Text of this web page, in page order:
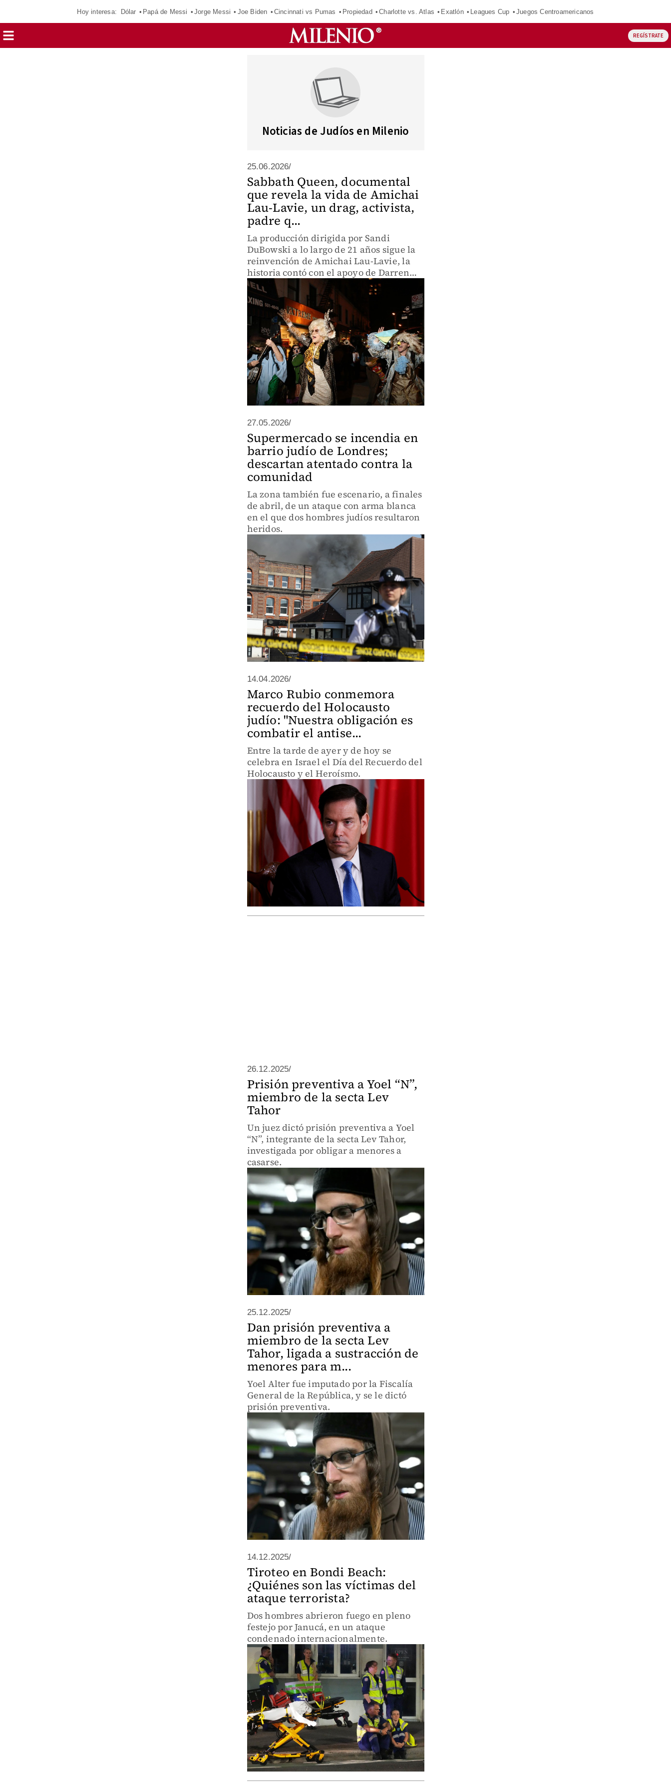
Hoy interesa: Dólar Papá de Messi Jorge Messi Joe Biden Cincinnati vs Pumas Propiedad Charlotte vs. Atlas Exatlón Leagues Cup Juegos Centroamericanos
REGÍSTRATE
Noticias de Judíos en Milenio
25.06.2026/
Sabbath Queen, documental
que revela la vida de Amichai
Lau-Lavie, un drag, activista,
padre q...
La producción dirigida por Sandi
DuBowski a lo largo de 21 años sigue la
reinvención de Amichai Lau-Lavie, la
historia contó con el apoyo de Darren
Aronofsky
27.05.2026/
Supermercado se incendia en
barrio judío de Londres;
descartan atentado contra la
comunidad
La zona también fue escenario, a finales
de abril, de un ataque con arma blanca
en el que dos hombres judíos resultaron
heridos.
14.04.2026/
Marco Rubio conmemora
recuerdo del Holocausto
judío: "Nuestra obligación es
combatir el antise...
Entre la tarde de ayer y de hoy se
celebra en Israel el Día del Recuerdo del
Holocausto y el Heroísmo.
26.12.2025/
Prisión preventiva a Yoel “N”,
miembro de la secta Lev
Tahor
Un juez dictó prisión preventiva a Yoel
“N”, integrante de la secta Lev Tahor,
investigada por obligar a menores a
casarse.
25.12.2025/
Dan prisión preventiva a
miembro de la secta Lev
Tahor, ligada a sustracción de
menores para m...
Yoel Alter fue imputado por la Fiscalía
General de la República, y se le dictó
prisión preventiva.
14.12.2025/
Tiroteo en Bondi Beach:
¿Quiénes son las víctimas del
ataque terrorista?
Dos hombres abrieron fuego en pleno
festejo por Janucá, en un ataque
condenado internacionalmente.